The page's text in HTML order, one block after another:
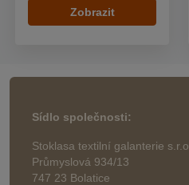
Zobrazit
Sídlo společnosti:
Stoklasa textilní galanterie s.r.o.
Průmyslová 934/13
747 23 Bolatice